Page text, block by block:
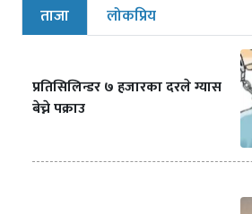
ताजा लोकप्रिय
प्रतिसिलिन्डर ७ हजारका दरले ग्यास
बेच्ने पक्राउ